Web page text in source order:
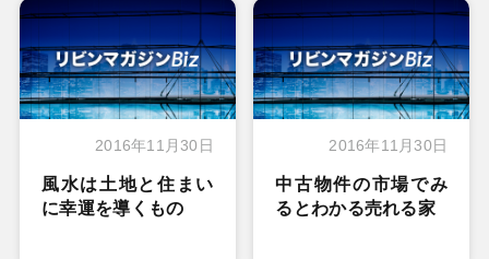
2016年11月30日
風水は土地と住まい
に幸運を導くもの
2016年11月30日
中古物件の市場でみ
るとわかる売れる家